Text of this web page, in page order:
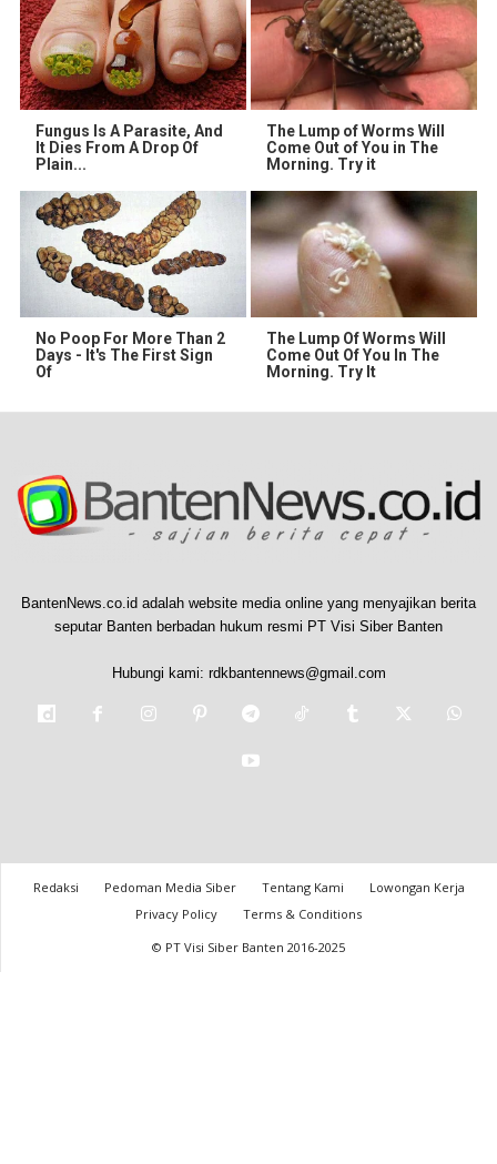
Fungus Is A Parasite, And
It Dies From A Drop Of
Plain...
The Lump of Worms Will
Come Out of You in The
Morning. Try it
No Poop For More Than 2
Days - It's The First Sign
Of
The Lump Of Worms Will
Come Out Of You In The
Morning. Try It
BantenNews.co.id adalah website media online yang menyajikan berita
seputar Banten berbadan hukum resmi PT Visi Siber Banten
Hubungi kami: rdkbantennews@gmail.com
Redaksi Pedoman Media Siber Tentang Kami
Lowongan Kerja
Privacy Policy
Terms & Conditions
© PT Visi Siber Banten 2016-2025